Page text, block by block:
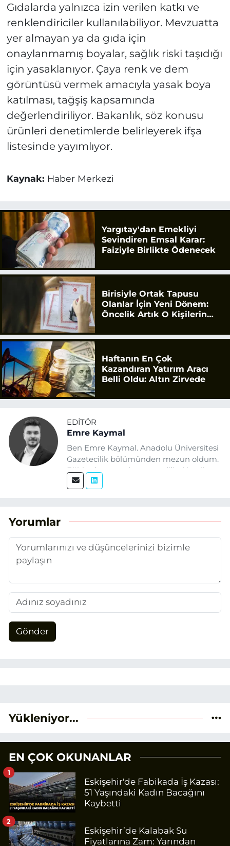
Gıdalarda yalnızca izin verilen katkı ve
renklendiriciler kullanılabiliyor. Mevzuatta
yer almayan ya da gıda için
onaylanmamış boyalar, sağlık riski taşıdığı
için yasaklanıyor. Çaya renk ve dem
görüntüsü vermek amacıyla yasak boya
katılması, tağşiş kapsamında
değerlendiriliyor. Bakanlık, söz konusu
ürünleri denetimlerde belirleyerek ifşa
listesinde yayımlıyor.
Kaynak: Haber Merkezi
Yargıtay'dan Emekliyi
Sevindiren Emsal Karar:
Faiziyle Birlikte Ödenecek
Birisiyle Ortak Tapusu
Olanlar İçin Yeni Dönem:
Öncelik Artık O Kişilerin
Haftanın En Çok
Kazandıran Yatırım Aracı
Belli Oldu: Altın Zirvede
EDITÖR
Emre Kaymal
Ben Emre Kaymal. Anadolu Üniversitesi
Gazetecilik bölümünden mezun oldum.
Eğitim hayatım boyunca dijital içerik
üretimi ve arama motoru
temel alıyorum.
Yorumlar
Gönder
Yükleniyor...
EN ÇOK OKUNANLAR
Eskişehir'de Fabikada İş Kazası:
51 Yaşındaki Kadın Bacağını
Kaybetti
1
Eskişehir’de Kalabak Su
Fiyatlarına Zam: Yarından
2